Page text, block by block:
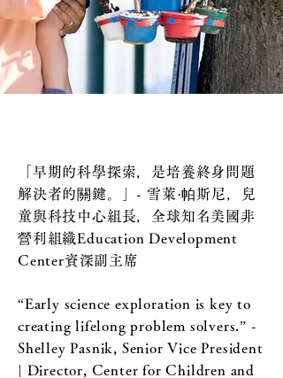
「早期的科學探索，是培養終身問題
解決者的關鍵。」- 雪萊·帕斯尼，兒
童與科技中心組長，全球知名美國非
營利組織Education Development
Center資深副主席
“Early science exploration is key to
creating lifelong problem solvers.” -
Shelley Pasnik, Senior Vice President
| Director, Center for Children and